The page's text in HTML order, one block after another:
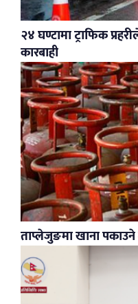
२४ घण्टामा ट्राफिक
कारबाही
ताप्लेजुङमा खाना